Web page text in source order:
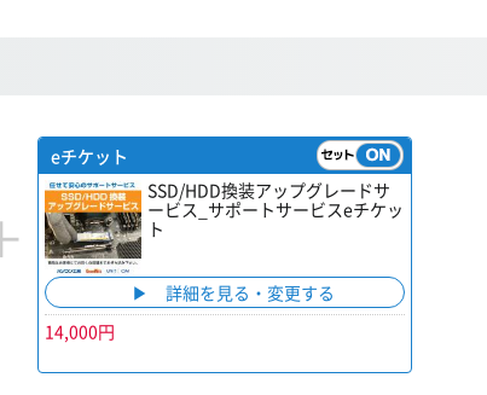
eチケット
SSD/HDD換装アップグレードサ
ービス_サポートサービスeチケッ
ト
詳細を見る・変更する
14,000円